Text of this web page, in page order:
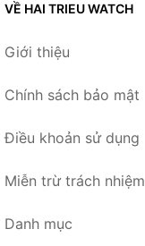
VỀ HAI TRIEU WATCH
Giới thiệu
Chính sách bảo mật
Điều khoản sử dụng
Miễn trừ trách nhiệm
Danh mục